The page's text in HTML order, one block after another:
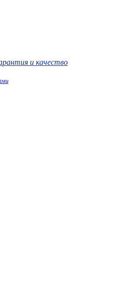
и качество